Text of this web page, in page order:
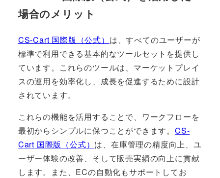
場合のメリット
CS-Cart 国際版（公式） は、すべてのユーザーが
標準で利用できる基本的なツールセットを提供し
ています。これらのツールは、マーケットプレイ
スの運用を効率化し、成長を促進するために設計
されています。
これらの機能を活用することで、ワークフローを
最初からシンプルに保つことができます。 CS-
Cart 国際版（公式） は、在庫管理の精度向上、ユ
ーザー体験の改善、そして販売実績の向上に貢献
します。また、ECの自動化もサポートしてお